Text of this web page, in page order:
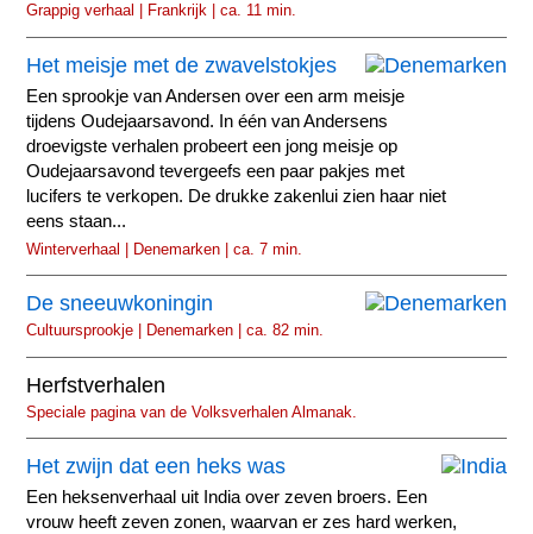
Grappig verhaal | Frankrijk | ca. 11 min.
Het meisje met de zwavelstokjes
Een sprookje van Andersen over een arm meisje
tijdens Oudejaarsavond. In één van Andersens
droevigste verhalen probeert een jong meisje op
Oudejaarsavond tevergeefs een paar pakjes met
lucifers te verkopen. De drukke zakenlui zien haar niet
eens staan...
Winterverhaal | Denemarken | ca. 7 min.
De sneeuwkoningin
Cultuursprookje | Denemarken | ca. 82 min.
Herfstverhalen
Speciale pagina van de Volksverhalen Almanak.
Het zwijn dat een heks was
Een heksenverhaal uit India over zeven broers. Een
vrouw heeft zeven zonen, waarvan er zes hard werken,